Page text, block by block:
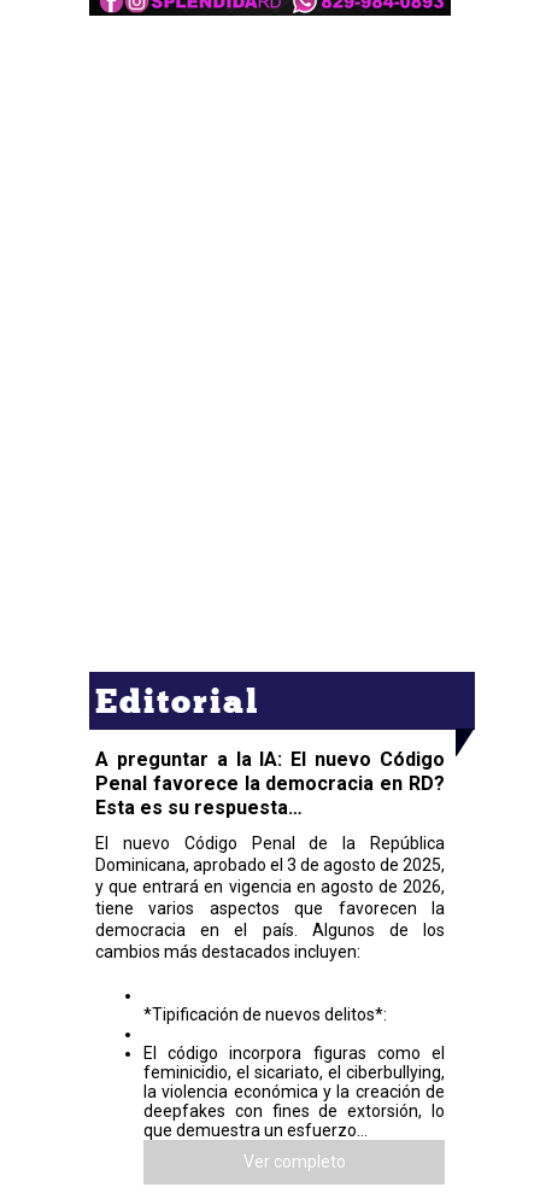
Editorial
A preguntar a la IA: El nuevo Código
Penal favorece la democracia en RD?
Esta es su respuesta…
El nuevo Código Penal de la República
Dominicana, aprobado el 3 de agosto de 2025,
y que entrará en vigencia en agosto de 2026,
tiene varios aspectos que favorecen la
democracia en el país. Algunos de los
cambios más destacados incluyen:
*Tipificación de nuevos delitos*:
El código incorpora figuras como el
feminicidio, el sicariato, el ciberbullying,
la violencia económica y la creación de
deepfakes con fines de extorsión, lo
que demuestra un esfuerzo...
Ver completo